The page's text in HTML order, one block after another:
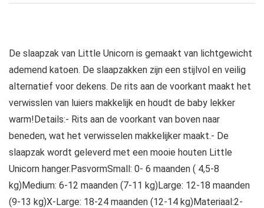
De slaapzak van Little Unicorn is gemaakt van lichtgewicht
ademend katoen. De slaapzakken zijn een stijlvol en veilig
alternatief voor dekens. De rits aan de voorkant maakt het
verwisslen van luiers makkelijk en houdt de baby lekker
warm!Details:- Rits aan de voorkant van boven naar
beneden, wat het verwisselen makkelijker maakt.- De
slaapzak wordt geleverd met een mooie houten Little
Unicorn hanger.PasvormSmall: 0- 6 maanden ( 4,5-8
kg)Medium: 6-12 maanden (7-11 kg)Large: 12-18 maanden
(9-13 kg)X-Large: 18-24 maanden (12-14 kg)Materiaal:2-